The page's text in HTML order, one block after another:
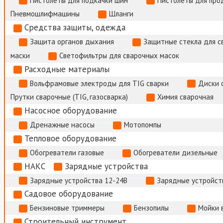
Пневмошлифмашины
Шланги
Средства защиты, одежда
Защита органов дыхания
Защитные стекла для
маски
Светофильтры для сварочных масок
Расходные материалы
Вольфрамовые электроды для TIG сварки
Диски
Прутки сварочные (TIG, газосварка)
Химия сварочная
Насосное оборудование
Дренажные насосы Мотопомпы
Тепловое оборудование
Обогреватели газовые Обогреватели дизельные
НАКС Зарядные устройства
Зарядные устройства 12-24В Зарядные
Садовое оборудование
Бензиновые триммеры Бензопилы Мойки